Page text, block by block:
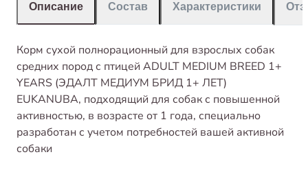
Описание Состав Характеристики
Корм сухой полнорационный для взрослых собак
средних пород с птицей ADULT MEDIUM BREED 1+
YEARS (ЭДАЛТ МЕДИУМ БРИД 1+ ЛЕТ)
EUKANUBA, подходящий для собак с повышенной
активностью, в возрасте от 1 года, специально
разработан с учетом потребностей вашей активной
собаки